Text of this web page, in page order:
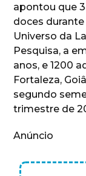
apontou que
doces
Universo da
Pesquisa, a
anos, e 1200
Fortaleza,
segundo
trimestre de
Anúncio